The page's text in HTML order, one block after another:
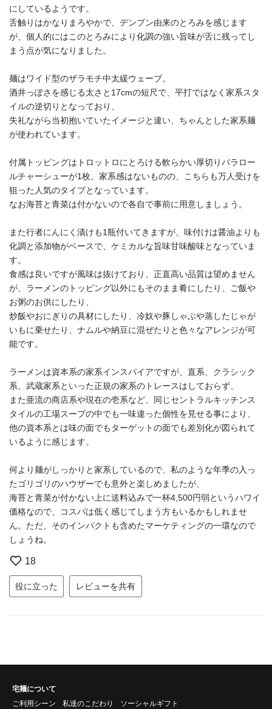
にしているようです。
舌触りはかなりまろやかで、デンプン由来のとろみを感じます
が、個人的にはこのとろみにより化調の強い旨味が舌に残ってし
まう点が気になりました。
麺はワイド型のザラモチ中太緩ウェーブ。
酒井っぽさを感じる太さと17cmの短尺で、平打ではなく家系スタ
イルの逆切りとなっており、
失礼ながら当初抱いていたイメージと違い、ちゃんとした家系麺
が使われています。
付属トッピングはトロットロにとろける軟らかい厚切りバラロー
ルチャーシューが1枚。家系感はないものの、こちらも万人受けを
狙った人気のタイプとなっています。
なお海苔と青菜は付かないので各自で事前に用意しましょう。
また行者にんにく漬けも1瓶付いてきますが、味付けは醤油よりも
化調と添加物がベースで、ケミカルな旨味甘味酸味となっていま
す。
食感は良いですが風味は抜けており、正直高い品質は望めません
が、ラーメンのトッピング以外にもそのまま肴にしたり、ご飯や
お粥のお供にしたり、
炒飯やおにぎりの具材にしたり、冷奴や豚しゃぶや蒸したじゃが
いもに乗せたり、ナムルや納豆に混ぜたりと色々なアレンジが可
能です。
ラーメンは資本系の家系インスパイアですが、直系、クラシック
系、武蔵家系といった正規の家系のトレースはしておらず、
また亜流の商店系や現在の壱系など、同じセントラルキッチンス
タイルの工場スープの中でも一味違った個性を見せる事により、
他の資本系とは味の面でもターゲットの面でも差別化が図られて
いるように感じます。
何より麺がしっかりと家系しているので、私のような年季の入っ
たゴリゴリのハウザーでも意外と楽しめましたが、
海苔と青菜が付かない上に送料込みで一杯4,500円弱というハワイ
価格なので、コスパは低く感じてしまう方もいるかもしれませ
ん。ただ、そのインパクトも含めたマーケティングの一環なので
しょうね。
18
役に立った レビューを共有
宅麺について
ご利用シーン
私達のこだわり ソーシャルギフト